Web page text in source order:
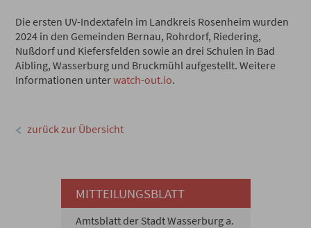
Die ersten UV-Indextafeln im Landkreis Rosenheim wurden
2024 in den Gemeinden Bernau, Rohrdorf, Riedering,
Nußdorf und Kiefersfelden sowie an drei Schulen in Bad
Aibling, Wasserburg und Bruckmühl aufgestellt. Weitere
Informationen unterwatch-out.io.
zurück zur Übersicht
MITTEILUNGSBLATT
Amtsblatt der Stadt Wasserburg a.